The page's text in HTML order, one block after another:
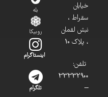
خیابان
سقراط ،
نبش لقمان
، پلاک 10
تلفن:
33332900
–
بله
روبیکا
اینستاگرام
تلگرام